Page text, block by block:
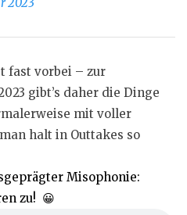
fast vorbei – zur
gibt’s daher die Dinge
mit voller
halt in Outtakes so
Misophonie:
zu! 😀